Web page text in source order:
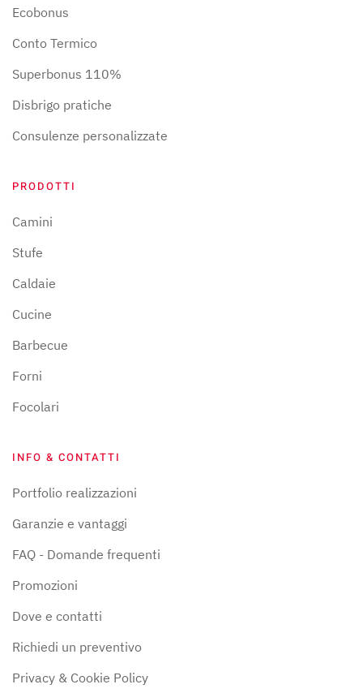
Ecobonus
Conto Termico
Superbonus 110%
Disbrigo pratiche
Consulenze personalizzate
PRODOTTI
Camini
Stufe
Caldaie
Cucine
Barbecue
Forni
Focolari
INFO & CONTATTI
Portfolio realizzazioni
Garanzie e vantaggi
FAQ - Domande frequenti
Promozioni
Dove e contatti
Richiedi un preventivo
Privacy & Cookie Policy